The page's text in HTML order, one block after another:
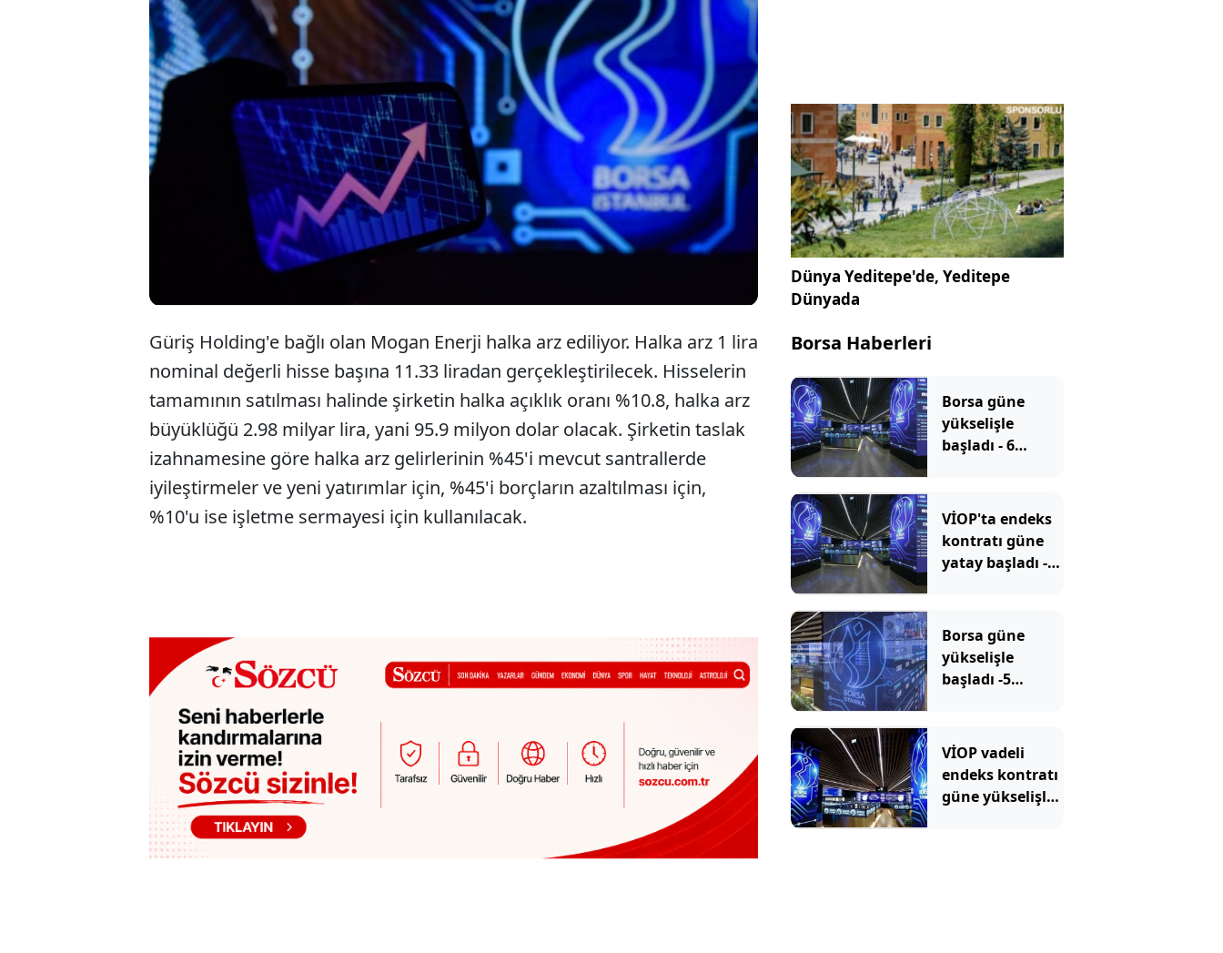
Sermaye Piyasası Kurulu (SPK), yenilenebilir kaynaklardan elektrik
üreticisi Mogan Enerji Yatırım Holding'in halka arzına izin verdi.
Mogan Enerji halka arz talep toplama 28 Şubat, 29 Şubat ve 1 Mart
tarihlerinde gerçekleştirilecek. Mogan Enerji halka arz fiyatı 11,33
liradan sunulacak olup, 2 milyon kişinin katılması halinde 106 lot
vermesi bekleniyor.
Güriş Holding'e bağlı olan Mogan Enerji halka arz ediliyor. Halka arz 1 lira
nominal değerli hisse başına 11.33 liradan gerçekleştirilecek. Hisselerin
tamamının satılması halinde şirketin halka açıklık oranı %10.8, halka arz
büyüklüğü 2.98 milyar lira, yani 95.9 milyon dolar olacak. Şirketin taslak
izahnamesine göre halka arz gelirlerinin %45'i mevcut santrallerde
iyileştirmeler ve yeni yatırımlar için, %45'i borçların azaltılması için,
%10'u ise işletme sermayesi için kullanılacak.
Dünya Yeditepe'de, Yeditepe
Dünyada
Borsa Haberleri
Borsa güne
yükselişle
başladı - 6
VİOP'ta endeks
kontratı güne
yatay başladı -6
Borsa güne
yükselişle
başladı -5
VİOP vadeli
endeks kontratı
güne yükselişle